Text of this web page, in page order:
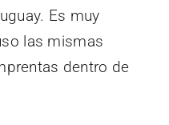
Es muy
las mismas
dentro de